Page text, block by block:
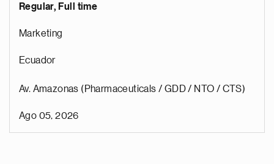
Regular, Full time
Marketing
Ecuador
Av. Amazonas (Pharmaceuticals / GDD / NTO / CTS)
Ago 05, 2026